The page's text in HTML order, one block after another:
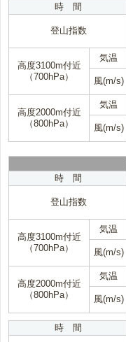
時 間
登山指数
高度3100m付近
（700hPa）
気温
風(m/s)
高度2000m付近
（800hPa）
気温
風(m/s)
時 間
登山指数
高度3100m付近
（700hPa）
気温
風(m/s)
高度2000m付近
（800hPa）
気温
風(m/s)
時 間